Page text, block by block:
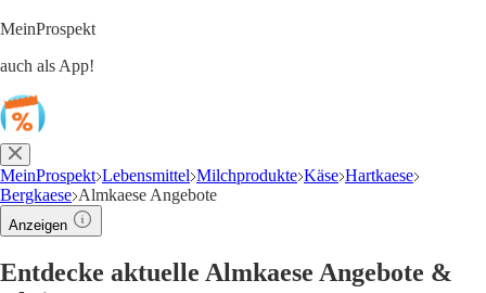
MeinProspekt
auch als App!
MeinProspekt Lebensmittel Milchprodukte Käse Hartkaese
Bergkaese Almkaese Angebote
Anzeigen
Entdecke aktuelle Almkaese Angebote &